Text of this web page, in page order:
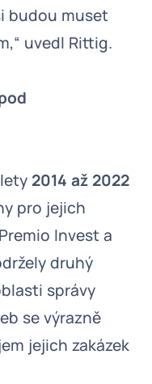
budou muset
uvedl Rittig.
2014 až 2022
pro jejich
Invest a
druhý
správy
se výrazně
jejich zakázek